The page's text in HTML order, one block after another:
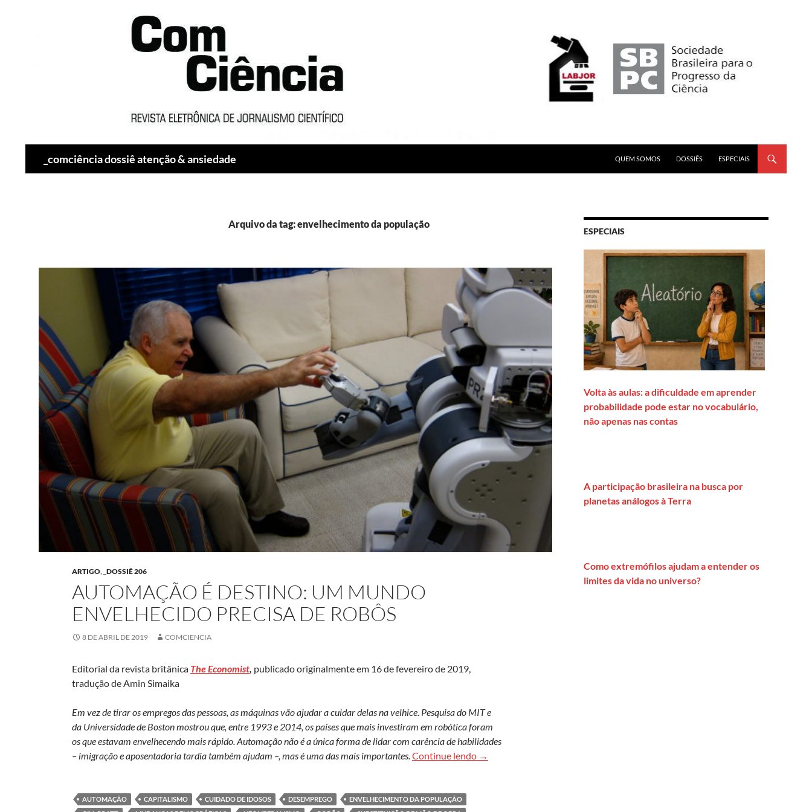
_comciência dossiê atenção & ansiedade
QUEM SOMOS
DOSSIÊS ESPECIAIS
Arquivo da tag: envelhecimento da população
ARTIGO, _DOSSIÊ 206
AUTOMAÇÃO É DESTINO: UM MUNDO
ENVELHECIDO PRECISA DE ROBÔS
8 DE ABRIL DE 2019 COMCIENCIA
Editorial da revista britânica The Economist publicado originalmente em 16 de fevereiro de 2019,
tradução de Amin Simaika
Em vez de tirar os empregos das pessoas, as máquinas vão ajudar a cuidar delas na velhice. Pesquisa do MIT e
da Universidade de Boston mostrou que, entre 1993 e 2014, os países que mais investiram em robótica foram
os que estavam envelhecendo mais rápido. Automação não é a única forma de lidar com carência de habilidades
– imigração e aposentadoria tardia também ajudam –, mas é uma das mais importantes. Continue lendo Automação é destino: um mundo envelhecido precisa de robôs
→
AUTOMAÇÃO CAPITALISMO CUIDADO DE IDOSOS DESEMPREGO
ENVELHECIMENTO DA POPULAÇÃO
ESPECIAIS
Volta às aulas: a dificuldade em aprender
probabilidade pode estar no vocabulário,
não apenas nas contas
A participação brasileira na busca por
planetas análogos à Terra
Como extremófilos ajudam a entender os
limites da vida no universo?